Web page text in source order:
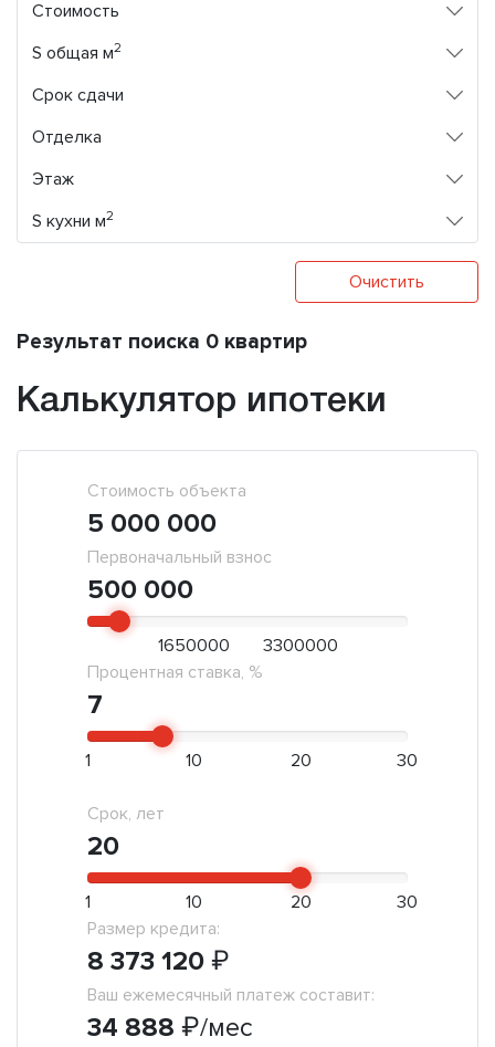
Стоимость
S общая м2
Срок сдачи
Отделка
Этаж
S кухни м2
Очистить
Результат поиска 0 квартир
Калькулятор ипотеки
Первоначальный взнос
500 000
Стоимость объекта
5 000 000
1650000
3300000
Процентная ставка, %
7
1 10 20 30
Срок, лет
20
1 10 20
30
Размер кредита:
8 373 120 ₽
Ваш ежемесячный платеж составит:
34 888 ₽/мес